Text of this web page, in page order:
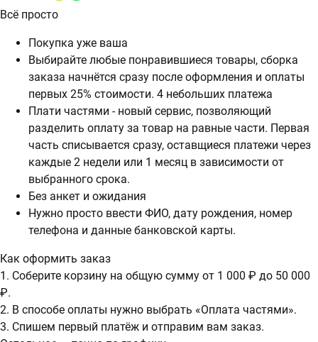
Всё просто
Покупка уже ваша
Выбирайте любые понравившиеся товары, сборка
заказа начнётся сразу после оформления и оплаты
первых 25% стоимости. 4 небольших платежа
Плати частями - новый сервис, позволяющий
разделить оплату за товар на равные части. Первая
часть списывается сразу, оставщиеся платежи через
каждые 2 недели или 1 месяц в зависимости от
выбранного срока.
Без анкет и ожидания
Нужно просто ввести ФИО, дату рождения, номер
телефона и данные банковской карты.
Как оформить заказ
1. Соберите корзину на общую сумму от 1 000 ₽ до 50 000
₽.
2. В способе оплаты нужно выбрать «Оплата частями».
3. Спишем первый платёж и отправим вам заказ.